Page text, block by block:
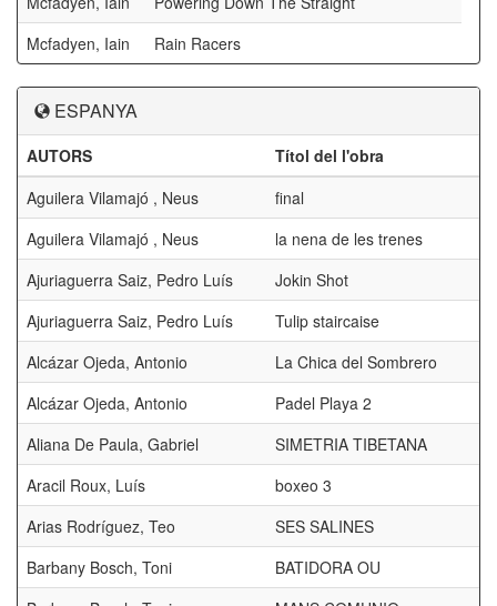
Mcfadyen, Iain
Rain Racers
ESPANYA
AUTORS
Títol del l'obra
Aguilera Vilamajó , Neus
final
Aguilera Vilamajó , Neus
la nena de les trenes
Ajuriaguerra Saiz, Pedro Luís
Jokin Shot
Ajuriaguerra Saiz, Pedro Luís
Tulip staircaise
Alcázar Ojeda, Antonio
La Chica del Sombrero
Alcázar Ojeda, Antonio
Padel Playa 2
Aliana De Paula, Gabriel
SIMETRIA TIBETANA
Aracil Roux, Luís
boxeo 3
Arias Rodríguez, Teo
SES SALINES
Barbany Bosch, Toni
BATIDORA OU